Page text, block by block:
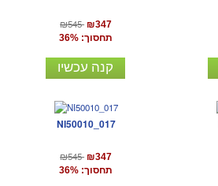
₪545 ₪347
תחסוך: 36%
קנה עכשיו
NI50010_017
₪545 ₪347
תחסוך: 36%